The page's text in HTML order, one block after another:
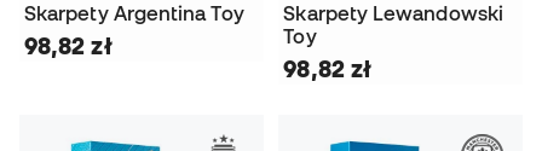
Skarpety Argentina Toy
98,82 zł
Skarpety Lewandowski
Toy
98,82 zł